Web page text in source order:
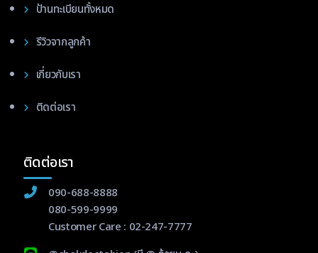
ป้านทะเบียนทั้งหมด
รีวิวจากลูกค้า
เกี่ยวกับเรา
ติดต่อเรา
ติดต่อเรา
090-688-8888
080-599-9999
Customer Care : 02-247-7777